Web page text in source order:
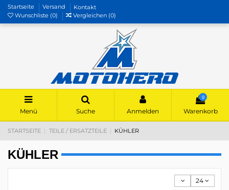
Startseite Versand
Kontakt
Wunschliste (0) Vergleichen (0)
Menü Suche Anmelden
0
Warenkorb
STARTSEITE TEILE / ERSATZTEILE KÜHLER
KÜHLER
24